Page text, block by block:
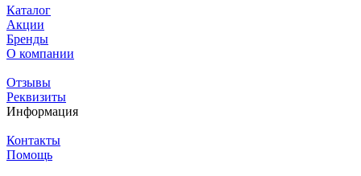
Каталог
Акции
Бренды
О компании
Отзывы
Реквизиты
Информация
Контакты
Помощь